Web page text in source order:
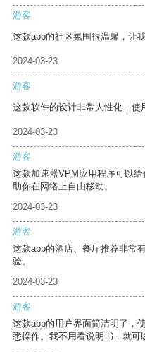
游客
这款app的社区氛围很温馨，让
2024-03-23
游客
这款软件的设计非常人性化，使
2024-03-23
游客
这款加速器VPM应用程序可以
助你在网络上自由移动。
2024-03-23
游客
这款app的酒店、餐厅推荐非常
验。
2024-03-23
游客
这款app的用户界面简洁明了，
悉操作。我不用看说明书，就可